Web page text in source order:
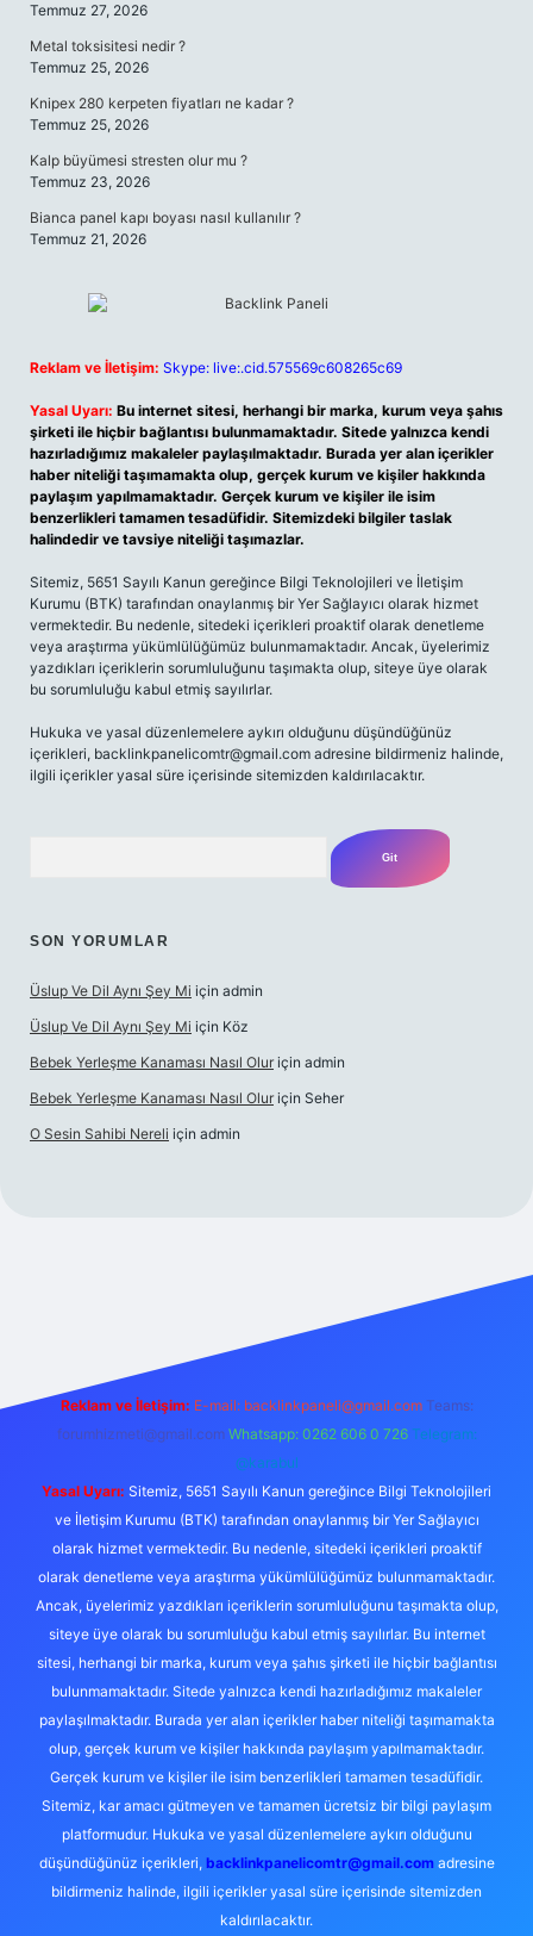
Temmuz 27, 2026
Metal toksisitesi nedir ?
Temmuz 25, 2026
Knipex 280 kerpeten fiyatları ne kadar ?
Temmuz 25, 2026
Kalp büyümesi stresten olur mu ?
Temmuz 23, 2026
Bianca panel kapı boyası nasıl kullanılır ?
Temmuz 21, 2026
Reklam ve İletişim: Skype: live:.cid.575569c608265c69
Yasal Uyarı: Bu internet sitesi, herhangi bir marka, kurum veya şahıs
şirketi ile hiçbir bağlantısı bulunmamaktadır. Sitede yalnızca kendi
hazırladığımız makaleler paylaşılmaktadır. Burada yer alan içerikler
haber niteliği taşımamakta olup, gerçek kurum ve kişiler hakkında
paylaşım yapılmamaktadır. Gerçek kurum ve kişiler ile isim
benzerlikleri tamamen tesadüfidir. Sitemizdeki bilgiler taslak
halindedir ve tavsiye niteliği taşımazlar.
Sitemiz, 5651 Sayılı Kanun gereğince Bilgi Teknolojileri ve İletişim
Kurumu (BTK) tarafından onaylanmış bir Yer Sağlayıcı olarak hizmet
vermektedir. Bu nedenle, sitedeki içerikleri proaktif olarak denetleme
veya araştırma yükümlülüğümüz bulunmamaktadır. Ancak, üyelerimiz
yazdıkları içeriklerin sorumluluğunu taşımakta olup, siteye üye olarak
bu sorumluluğu kabul etmiş sayılırlar.
Hukuka ve yasal düzenlemelere aykırı olduğunu düşündüğünüz
içerikleri, backlinkpanelicomtr@gmail.com adresine bildirmeniz halinde,
ilgili içerikler yasal süre içerisinde sitemizden kaldırılacaktır.
SON YORUMLAR
Üslup Ve Dil Aynı Şey Mi için admin
Üslup Ve Dil Aynı Şey Mi için Köz
Bebek Yerleşme Kanaması Nasıl Olur için admin
Bebek Yerleşme Kanaması Nasıl Olur için Seher
O Sesin Sahibi Nereli için admin
Reklam ve İletişim: E-mail: backlinkpaneli@gmail.com Teams:
forumhizmeti@gmail.com Whatsapp: 0262 606 0 726 Telegram:
@karabul
Yasal Uyarı: Sitemiz, 5651 Sayılı Kanun gereğince Bilgi Teknolojileri
ve İletişim Kurumu (BTK) tarafından onaylanmış bir Yer Sağlayıcı
olarak hizmet vermektedir. Bu nedenle, sitedeki içerikleri proaktif
olarak denetleme veya araştırma yükümlülüğümüz bulunmamaktadır.
Ancak, üyelerimiz yazdıkları içeriklerin sorumluluğunu taşımakta olup,
siteye üye olarak bu sorumluluğu kabul etmiş sayılırlar. Bu internet
sitesi, herhangi bir marka, kurum veya şahıs şirketi ile hiçbir bağlantısı
bulunmamaktadır. Sitede yalnızca kendi hazırladığımız makaleler
paylaşılmaktadır. Burada yer alan içerikler haber niteliği taşımamakta
olup, gerçek kurum ve kişiler hakkında paylaşım yapılmamaktadır.
Gerçek kurum ve kişiler ile isim benzerlikleri tamamen tesadüfidir.
Sitemiz, kar amacı gütmeyen ve tamamen ücretsiz bir bilgi paylaşım
platformudur. Hukuka ve yasal düzenlemelere aykırı olduğunu
düşündüğünüz içerikleri, backlinkpanelicomtr@gmail.comadresine
bildirmeniz halinde, ilgili içerikler yasal süre içerisinde sitemizden
kaldırılacaktır.